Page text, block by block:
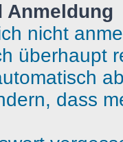
Anmeldung
nicht
überhaupt
dass